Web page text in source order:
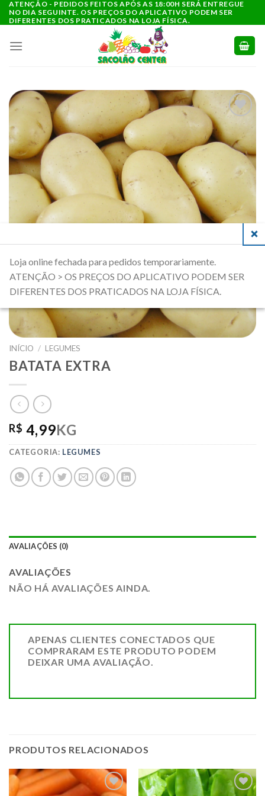
para
conteúdo
ATENÇÃO - PEDIDOS FEITOS APÓS AS 18:00H SERÁ ENTREGUE
NO DIA SEGUINTE. OS PREÇOS DO APLICATIVO PODEM SER
DIFERENTES DOS PRATICADOS NA LOJA FÍSICA.
ADICIONAR
A LISTA DE
COMPRAS
INÍCIO / LEGUMES
BATATA EXTRA
R$ 4,99KG
CATEGORIA: LEGUMES
AVALIAÇÕES (0)
AVALIAÇÕES
NÃO HÁ AVALIAÇÕES AINDA.
APENAS CLIENTES CONECTADOS QUE
COMPRARAM ESTE PRODUTO PODEM
DEIXAR UMA AVALIAÇÃO.
PRODUTOS RELACIONADOS
Loja online fechada para pedidos temporariamente.
ATENÇÃO > OS PREÇOS DO APLICATIVO PODEM SER
DIFERENTES DOS PRATICADOS NA LOJA FÍSICA.